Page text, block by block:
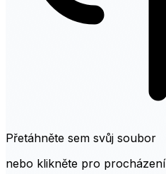
Přetáhněte sem svůj soubor
nebo klikněte pro procházení